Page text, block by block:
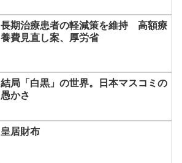
長期治療患者の軽減策を維持 高額療
養費見直し案、厚労省
結局「白黒」の世界。日本マスコミの
愚かさ
皇居財布